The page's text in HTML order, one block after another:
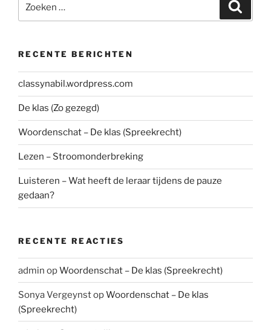
naar:
RECENTE BERICHTEN
classynabil.wordpress.com
De klas (Zo gezegd)
Woordenschat – De klas (Spreekrecht)
Lezen – Stroomonderbreking
Luisteren – Wat heeft de leraar tijdens de pauze
gedaan?
RECENTE REACTIES
admin opWoordenschat – De klas (Spreekrecht)
Sonya VergeynstopWoordenschat – De klas
(Spreekrecht)